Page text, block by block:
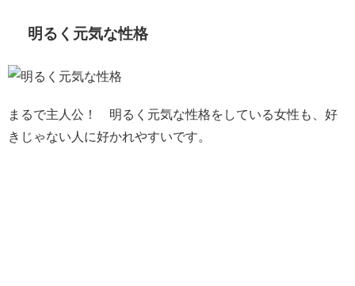
明るく元気な性格
まるで主人公！ 明るく元気な性格をしている女性も、好
きじゃない人に好かれやすいです。